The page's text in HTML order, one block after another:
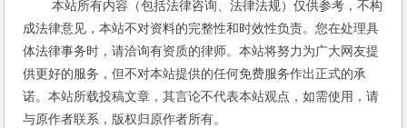
本站所有内容（包括法律咨询、法律法规）仅供参考，不构
成法律意见，本站不对资料的完整性和时效性负责。您在处理具
体法律事务时，请洽询有资质的律师。本站将努力为广大网友提
供更好的服务，但不对本站提供的任何免费服务作出正式的承
诺。本站所载投稿文章，其言论不代表本站观点，如需使用，请
与原作者联系，版权归原作者所有。